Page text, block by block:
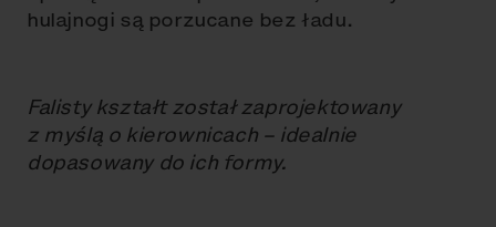
hulajnogi są porzucane bez ładu.
Falisty kształt został zaprojektowany
z myślą o kierownicach – idealnie
dopasowany do ich formy.